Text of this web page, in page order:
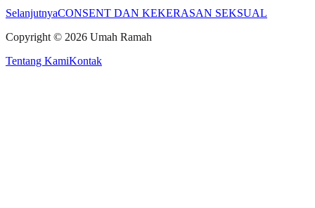
SelanjutnyaCONSENT DAN KEKERASAN SEKSUAL
Copyright © 2026 Umah Ramah
Tentang KamiKontak